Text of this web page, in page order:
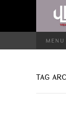
MENU
TAG